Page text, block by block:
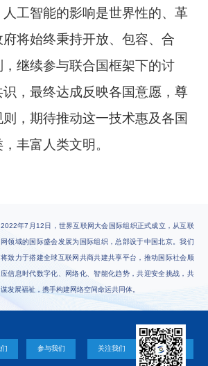
智能的影响是世界性的、革
将始终秉持开放、包容、合
继续参与联合国框架下的讨
，最终达成反映各国意愿，尊
，期待推动这一技术惠及各国
丰富人类文明。
2022年7月12日，世界互联网大会国际组织正式成立，从互联
网领域的国际盛会发展为国际组织，总部设于中国北京。我们
将致力于搭建全球互联网共商共建共享平台，推动国际社会顺
应信息时代数字化、网络化、智能化趋势，共迎安全挑战，共
谋发展福祉，携手构建网络空间命运共同体。
参与我们 关注我们